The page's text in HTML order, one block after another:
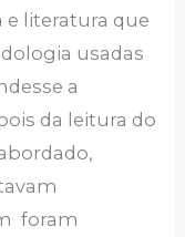
e literatura que
usadas
a
da leitura do
foram